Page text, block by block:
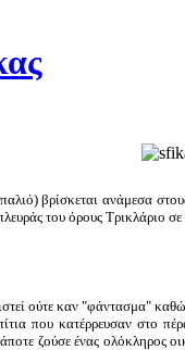
βρίσκεται ανάμεσα
του όρους Τρικλάριο
ούτε καν "φάντασμα"
που κατέρρευσαν στο
ζούσε ένας ολόκληρος